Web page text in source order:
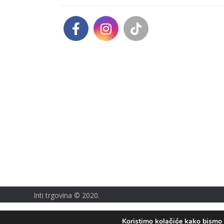
Inti trgovina © 2020.
Koristimo kolačiće kako